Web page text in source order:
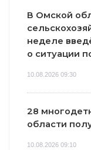
В Омской
неделе
о ситуации
10.08.2026 09:30
28
области
10.08.2026 09:10